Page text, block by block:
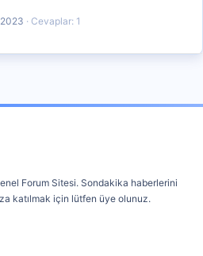
Cevaplar: 1
Forum Sitesi. Sondakika haberlerini
katılmak için lütfen üye olunuz.